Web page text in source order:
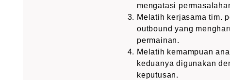
mengatasi
Melatih kerjasama tim.
outbound yang
permainan.
Melatih kemampuan
keduanya digunakan
keputusan.